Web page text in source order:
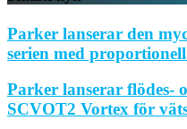
Parker lanserar den
serien med
Parker lanserar flödes-
SCVOT2 Vortex för